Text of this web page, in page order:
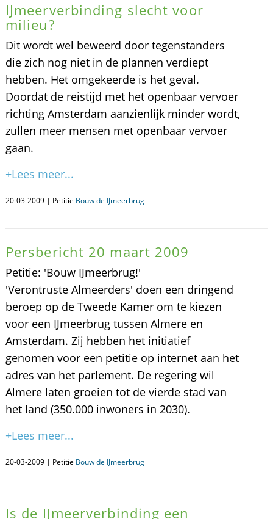
IJmeerverbinding slecht voor
milieu?
Dit wordt wel beweerd door tegenstanders
die zich nog niet in de plannen verdiept
hebben. Het omgekeerde is het geval.
Doordat de reistijd met het openbaar vervoer
richting Amsterdam aanzienlijk minder wordt,
zullen meer mensen met openbaar vervoer
gaan.
+Lees meer...
20-03-2009 | Petitie Bouw de IJmeerbrug
Persbericht 20 maart 2009
Petitie: 'Bouw IJmeerbrug!'
'Verontruste Almeerders' doen een dringend
beroep op de Tweede Kamer om te kiezen
voor een IJmeerbrug tussen Almere en
Amsterdam. Zij hebben het initiatief
genomen voor een petitie op internet aan het
adres van het parlement. De regering wil
Almere laten groeien tot de vierde stad van
het land (350.000 inwoners in 2030).
+Lees meer...
20-03-2009 | Petitie Bouw de IJmeerbrug
Is de IJmeerverbinding een